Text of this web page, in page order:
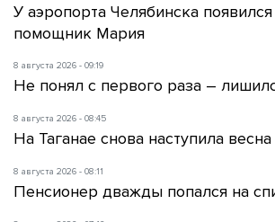
У аэропорта Челябинска
помощник Мария
8 августа 2026 - 09:19
Не понял с первого раза –
8 августа 2026 - 08:45
На Таганае снова наступила весна
8 августа 2026 - 08:11
Пенсионер дважды попался на